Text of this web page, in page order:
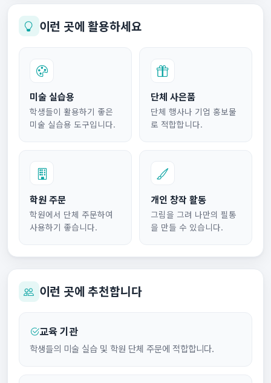
이런 곳에 활용하세요
미술 실습용
학생들이 활용하기 좋은
미술 실습용 도구입니다.
단체 사은품
단체 행사나 기업 홍보물
로 적합합니다.
학원 주문
학원에서 단체 주문하여
사용하기 좋습니다.
개인 창작 활동
그림을 그려 나만의 필통
을 만들 수 있습니다.
이런 곳에 추천합니다
교육 기관
학생들의 미술 실습 및 학원 단체 주문에 적합합니다.